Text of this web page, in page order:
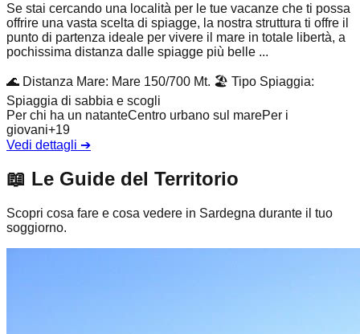
Se stai cercando una località per le tue vacanze che ti possa
offrire una vasta scelta di spiagge, la nostra struttura ti offre il
punto di partenza ideale per vivere il mare in totale libertà, a
pochissima distanza dalle spiagge più belle ...
🌊 Distanza Mare: Mare 150/700 Mt. 🏖️ Tipo Spiaggia:
Spiaggia di sabbia e scogli
Per chi ha un natanteCentro urbano sul marePer i
giovani+19
Vedi dettagli ➔
📖 Le Guide del Territorio
Scopri cosa fare e cosa vedere in Sardegna durante il tuo
soggiorno.